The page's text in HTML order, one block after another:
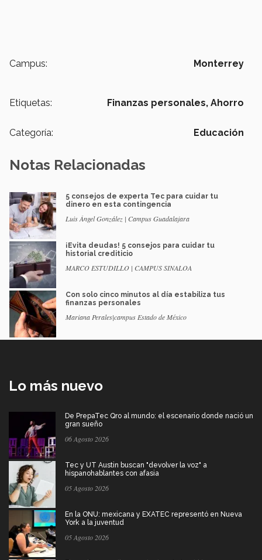
Campus: Monterrey
Etiquetas: Finanzas personales, Ahorro
Categoría: Educación
Notas Relacionadas
5 consejos de experta Tec para cuidar tu
dinero en esta contingencia
Luis Ángel González | Campus Guadalajara
¡Evita deudas! 5 consejos para cuidar tu
historial crediticio
MARCO ESTUDILLO | CAMPUS SINALOA
Con solo cinco minutos al día estabiliza tus
finanzas personales
Mariana Perales|campus Estado de México
Lo más nuevo
De PrepaTec Qro al mundo: el escenario donde nació un
gran sueño
06 Agosto 2026
Tec y UT Austin buscan "devolver la voz" a
hispanohablantes con afasia
05 Agosto 2026
En la ONU: mexicana y EXATEC representó en Nueva
York a la juventud
05 Agosto 2026